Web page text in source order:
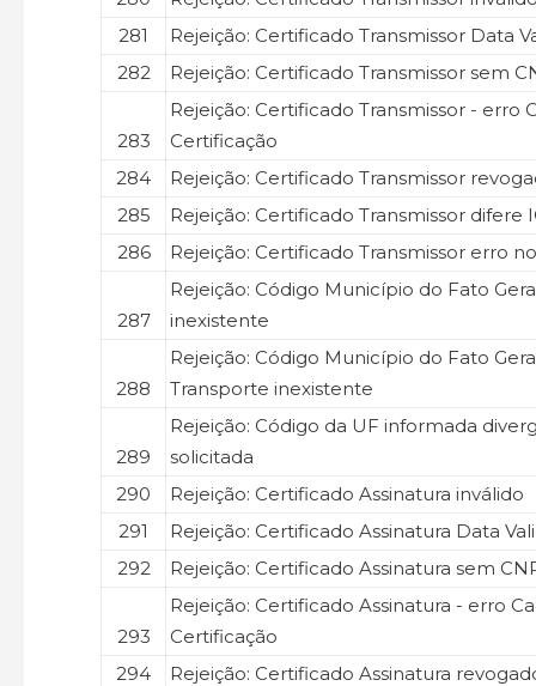
281
Rejeição: Certificado Transmissor Data
282
Rejeição: Certificado Transmissor sem
283
Rejeição: Certificado Transmissor - erro
Certificação
284
Rejeição: Certificado Transmissor
285
Rejeição: Certificado Transmissor difere
286
Rejeição: Certificado Transmissor erro
287
Rejeição: Código Município do Fato
inexistente
288
Rejeição: Código Município do Fato
Transporte inexistente
289
Rejeição: Código da UF informada
solicitada
290
Rejeição: Certificado Assinatura inválido
291
Rejeição: Certificado Assinatura Data
292
Rejeição: Certificado Assinatura sem
293
Rejeição: Certificado Assinatura - erro
Certificação
294
Rejeição: Certificado Assinatura